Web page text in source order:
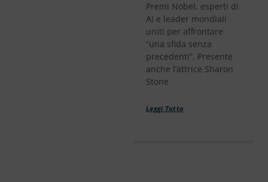
Premi Nobel, esperti di
AI e leader mondiali
uniti per affrontare
“una sfida senza
precedenti”. Presente
anche l’attrice Sharon
Stone
Leggi Tutto